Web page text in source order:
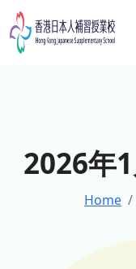
Skip
to
content
2026年
Home